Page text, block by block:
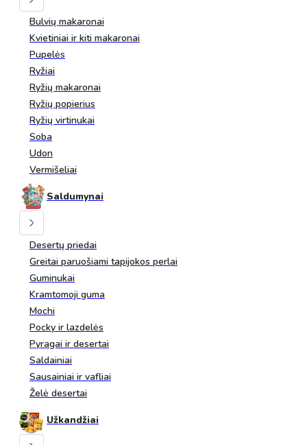
Bulvių makaronai
Kvietiniai ir kiti makaronai
Pupelės
Ryžiai
Ryžių makaronai
Ryžių popierius
Ryžių virtinukai
Soba
Udon
Vermišeliai
Saldumynai
Desertų priedai
Greitai paruošiami tapijokos perlai
Guminukai
Kramtomoji guma
Mochi
Pocky ir lazdelės
Pyragai ir desertai
Saldainiai
Sausainiai ir vafliai
Želė desertai
Užkandžiai